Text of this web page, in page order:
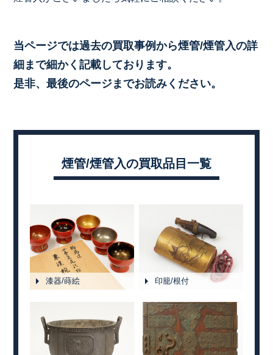
当ページでは過去の買取事例から煙管/煙管入の詳
細まで細かく記載しております。
是非、最後のページまでお読みください。
煙管/煙管入の買取品目一覧
漆器/蒔絵 印籠/根付